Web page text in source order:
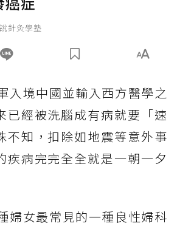
針灸學塾
入境中國並輸入西方醫學之
已經被洗腦成有病就要「速
不知，扣除如地震等意外事
疾病完完全全就是一朝一夕
婦女最常見的一種良性婦科